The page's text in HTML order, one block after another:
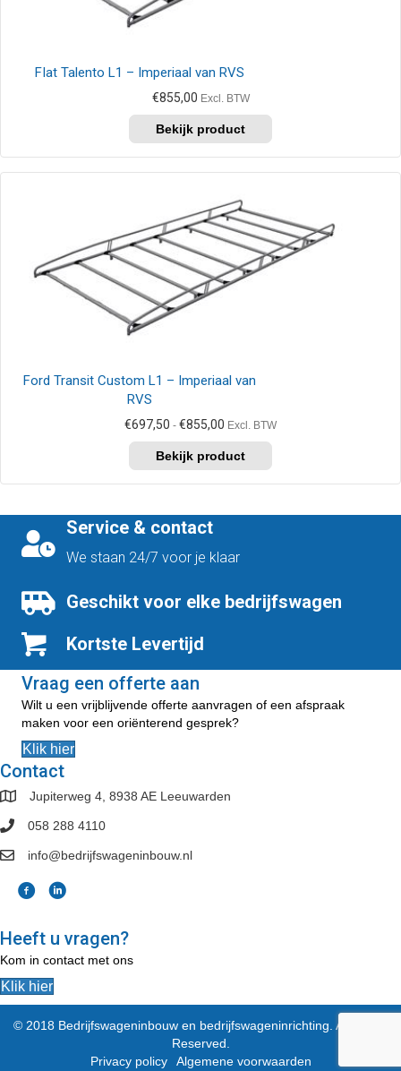
FIat Talento L1 – Imperiaal van RVS
€855,00 Excl. BTW
product
heeft
meerdere
Deze
optie
kan
gekozen
worden
op
Ford Transit Custom L1 – Imperiaal van
RVS
€697,50 - €855,00 Prijsklasse:
tot
€855,00
Excl. BTW
product
heeft
variaties.
Deze
optie
worden
de
Service & contact
We staan 24/7 voor je klaar
Geschikt voor elke bedrijfswagen
Kortste Levertijd
Vraag een offerte aan
Wilt u een vrijblijvende offerte aanvragen of een afspraak
maken voor een oriënterend gesprek?
Klik hier
Contact
Jupiterweg 4, 8938 AE Leeuwarden
058 288 4110
info@bedrijfswageninbouw.nl
Heeft u vragen?
Kom in contact met ons
Klik hier
© 2018 Bedrijfswageninbouw en bedrijfswageninrichting. All Rights
Reserved.
Privacy policy
Algemene voorwaarden